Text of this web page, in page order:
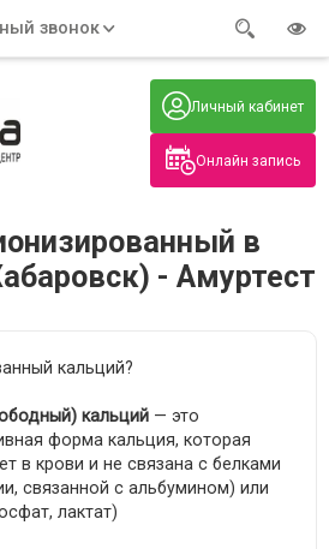
Онлайн запись
Личный кабинет
звонок
Часы работы: Телефон:
+7 (914) 579-77-99
Нажмите на номер, чтобы
позвонить
в
- Амуртест
кальций?
кальций — это
форма кальция, которая
в крови и не связана с белками
связанной с альбумином) или
лактат)